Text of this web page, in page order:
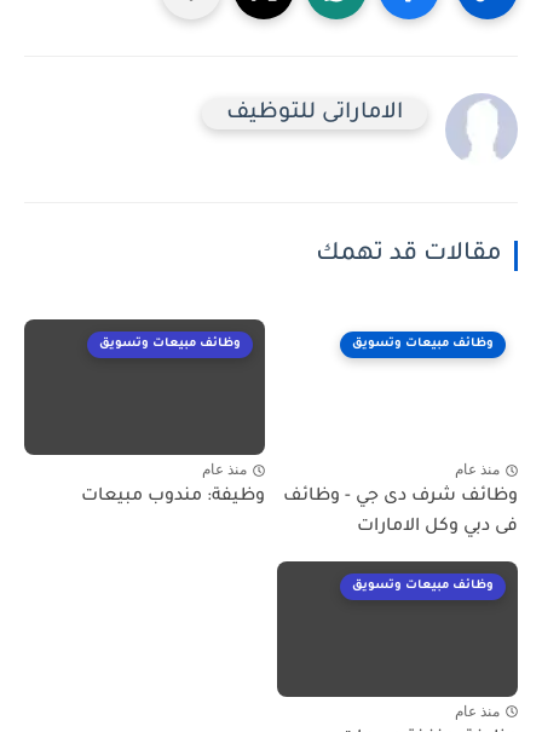
الاماراتى للتوظيف
مقالات قد تهمك
وظائف مبيعات وتسويق
منذ عام
وظائف شرف دى جي - وظائف
فى دبي وكل الامارات
وظائف مبيعات وتسويق
منذ عام
وظيفة: مندوب مبيعات
وظائف مبيعات وتسويق
منذ عام